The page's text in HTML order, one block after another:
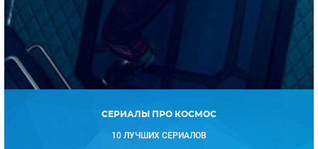
СЕРИАЛЫ ПРО КОСМОС
10 ЛУЧШИХ СЕРИАЛОВ